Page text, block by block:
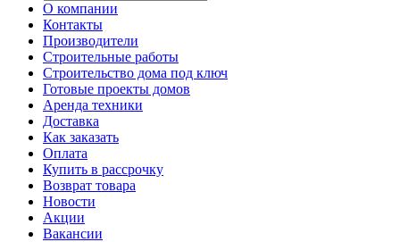
О компании
Контакты
Производители
Строительные работы
Строительство дома под ключ
Готовые проекты домов
Аренда техники
Доставка
Как заказать
Оплата
Купить в рассрочку
Возврат товара
Новости
Акции
Вакансии